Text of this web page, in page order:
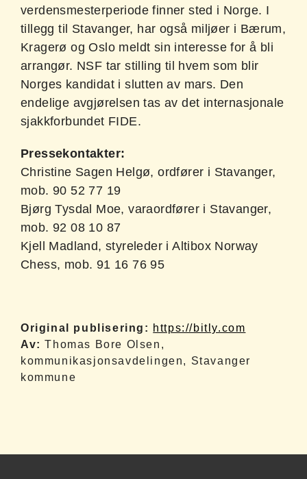
verdensmesterperiode finner sted i Norge. I
tillegg til Stavanger, har også miljøer i Bærum,
Kragerø og Oslo meldt sin interesse for å bli
arrangør. NSF tar stilling til hvem som blir
Norges kandidat i slutten av mars. Den
endelige avgjørelsen tas av det internasjonale
sjakkforbundet FIDE.
Pressekontakter:
Christine Sagen Helgø, ordfører i Stavanger,
mob. 90 52 77 19
Bjørg Tysdal Moe, varaordfører i Stavanger,
mob. 92 08 10 87
Kjell Madland, styreleder i Altibox Norway
Chess, mob. 91 16 76 95
Original publisering: https://bitly.com
Av:Thomas Bore Olsen,
kommunikasjonsavdelingen, Stavanger
kommune